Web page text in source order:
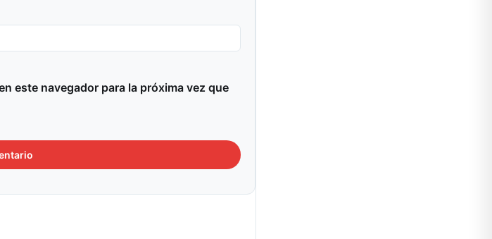
este navegador para la próxima vez que